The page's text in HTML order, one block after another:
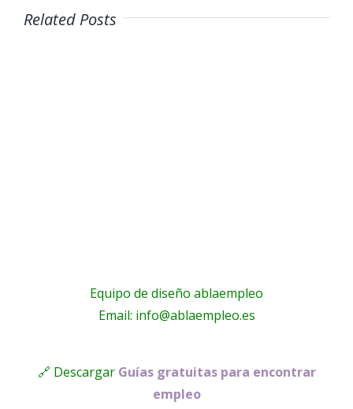
Related Posts
Equipo de diseño ablaempleo
Email: info@ablaempleo.es
🔗 Descargar Guías gratuitas para encontrar
empleo